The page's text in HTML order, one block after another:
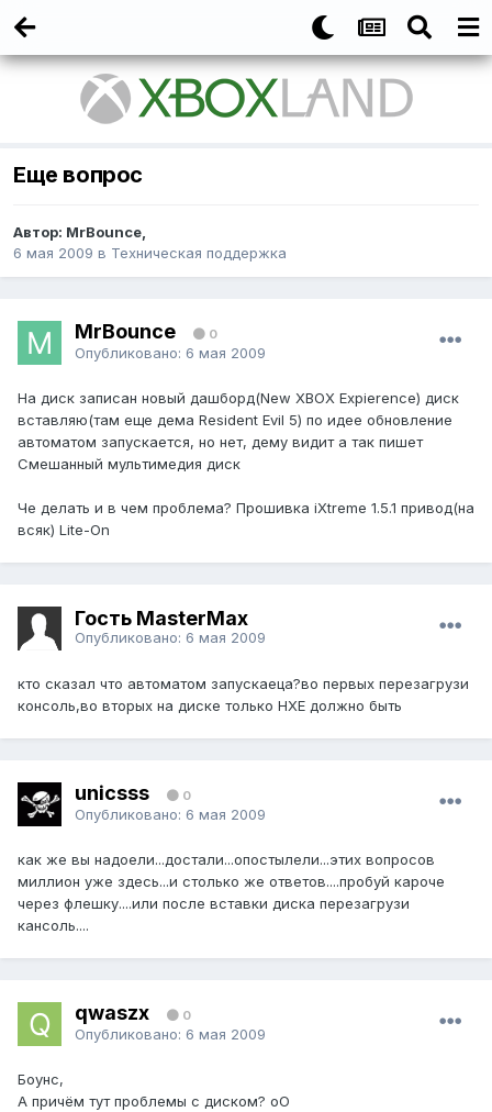
Еще вопрос
Автор: MrBounce,
6 мая 2009 в Техническая поддержка
MrBounce 0
Опубликовано: 6 мая 2009
На диск записан новый дашборд(New XBOX Expierence) диск
вставляю(там еще дема Resident Evil 5) по идее обновление
автоматом запускается, но нет, дему видит а так пишет
Смешанный мультимедия диск
Че делать и в чем проблема? Прошивка iXtreme 1.5.1 привод(на
всяк) Lite-On
Гость MasterMax
Опубликовано: 6 мая 2009
кто сказал что автоматом запускаеца?во первых перезагрузи
консоль,во вторых на диске только НХЕ должно быть
unicsss 0
Опубликовано: 6 мая 2009
как же вы надоели...достали...опостылели...этих вопросов
миллион уже здесь...и столько же ответов....пробуй кароче
через флешку....или после вставки диска перезагрузи
кансоль....
qwaszx 0
Опубликовано: 6 мая 2009
Боунс,
А причём тут проблемы с диском? оО